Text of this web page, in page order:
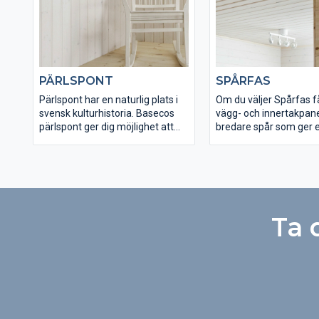
värmebehandlat virke får med
virke. För att våra
ska bli så stabila som
möjligt, torkas det
till en fuktkvot på 8
PÄRLSPONT
Pärlspont har en naturlig plats i
svensk kulturhistoria. Basecos
pärlspont ger dig möjlighet att
SPÅRFAS
Om du väljer Spårfas
vägg- och
bredare spår som ger
Ta